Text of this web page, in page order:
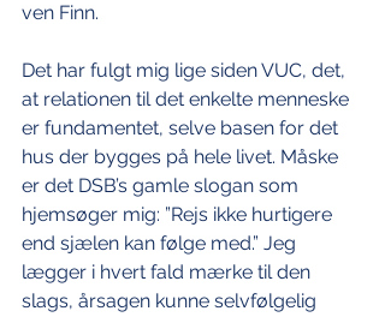
ven Finn.
Det har fulgt mig lige siden VUC, det,
at relationen til det enkelte menneske
er fundamentet, selve basen for det
hus der bygges på hele livet. Måske
er det DSB’s gamle slogan som
hjemsøger mig: ”Rejs ikke hurtigere
end sjælen kan følge med.” Jeg
lægger i hvert fald mærke til den
slags, årsagen kunne selvfølgelig